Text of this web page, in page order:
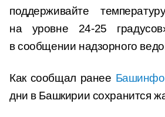
поддерживайте
на уровне 24-25
в сообщении надзорного
Как сообщал ранее
дни в Башкирии сохранится